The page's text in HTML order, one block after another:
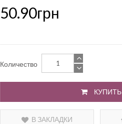
50.90грн
Количество
КУПИТЬ
В ЗАКЛАДКИ